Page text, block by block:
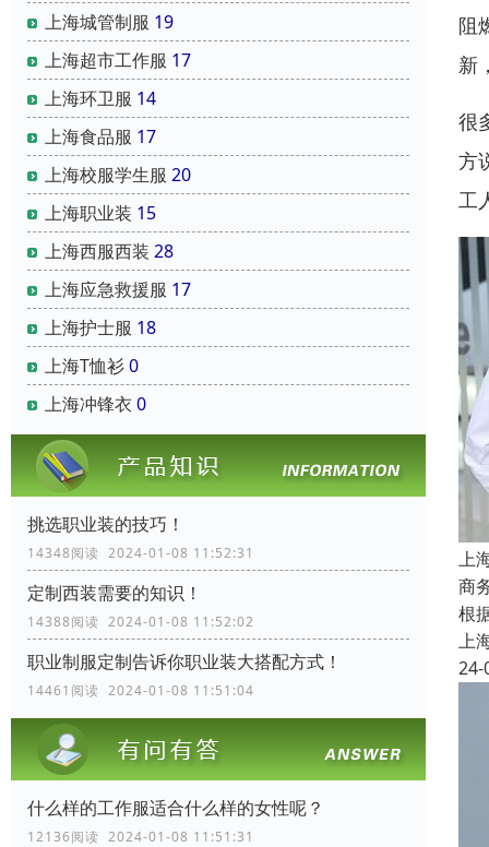
上海城管制服 19
上海超市工作服 17
上海环卫服 14
上海食品服 17
上海校服学生服 20
上海职业装 15
上海西服西装 28
上海应急救援服 17
上海护士服 18
上海T恤衫0
上海冲锋衣 0
挑选职业装的技巧！
14348阅读 2024-01-08 11:52:31
定制西装需要的知识！
14388阅读 2024-01-08 11:52:02
职业制服定制告诉你职业装大搭配方式！
14461阅读 2024-01-08 11:51:04
什么样的工作服适合什么样的女性呢？
12136阅读 2024-01-08 11:51:31
阻
新
很
方
工
上
商
根
上
24-